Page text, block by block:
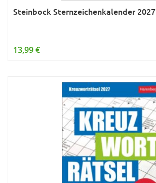
Steinbock Sternzeichenkalender 2027
13,99 €